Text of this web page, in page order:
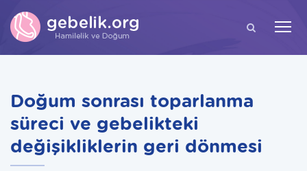
ARA
Doğum sonrası toparlanma
süreci ve gebelikteki
değişikliklerin geri dönmesi